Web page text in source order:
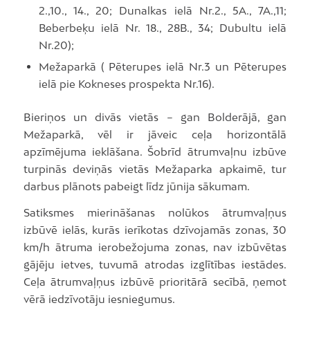
2.,10., 14., 20; Dunalkas ielā Nr.2., 5A., 7A.,11;
Beberbeķu ielā Nr. 18., 28B., 34; Dubultu ielā
Nr.20);
Mežaparkā ( Pēterupes ielā Nr.3 un Pēterupes
ielā pie Kokneses prospekta Nr.16).
Bieriņos un divās vietās – gan Bolderājā, gan
Mežaparkā, vēl ir jāveic ceļa horizontālā
apzīmējuma ieklāšana. Šobrīd ātrumvaļnu izbūve
turpinās deviņās vietās Mežaparka apkaimē, tur
darbus plānots pabeigt līdz jūnija sākumam.
Satiksmes mierināšanas nolūkos ātrumvaļņus
izbūvē ielās, kurās ierīkotas dzīvojamās zonas, 30
km/h ātruma ierobežojuma zonas, nav izbūvētas
gājēju ietves, tuvumā atrodas izglītības iestādes.
Ceļa ātrumvaļņus izbūvē prioritārā secībā, ņemot
vērā iedzīvotāju iesniegumus.